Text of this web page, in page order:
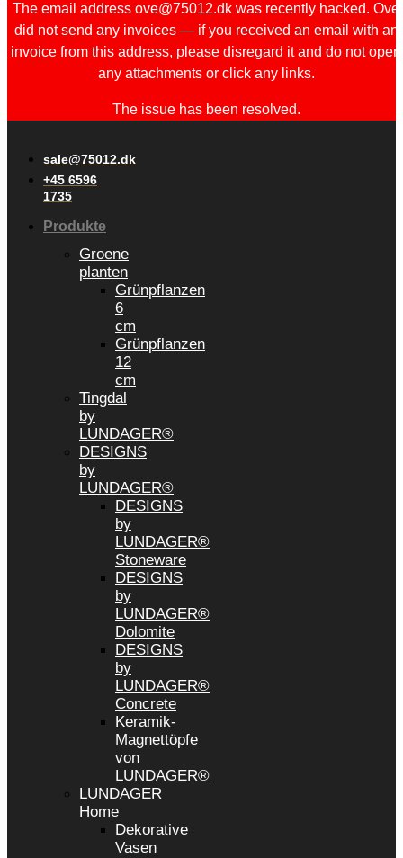
The email address ove@75012.dk was recently hacked. Ove
did not send any invoices — if you received an email with an
invoice from this address, please disregard it and do not open
any attachments or click any links.
The issue has been resolved.
sale@75012.dk
+45 6596
1735
Produkte
Groene
planten
Grünpflanzen
6
cm
Grünpflanzen
12
cm
Tingdal
by
LUNDAGER®
DESIGNS
by
LUNDAGER®
DESIGNS
by
LUNDAGER®
Stoneware
DESIGNS
by
LUNDAGER®
Dolomite
DESIGNS
by
LUNDAGER®
Concrete
Keramik-
Magnettöpfe
von
LUNDAGER®
LUNDAGER
Home
Dekorative
Vasen